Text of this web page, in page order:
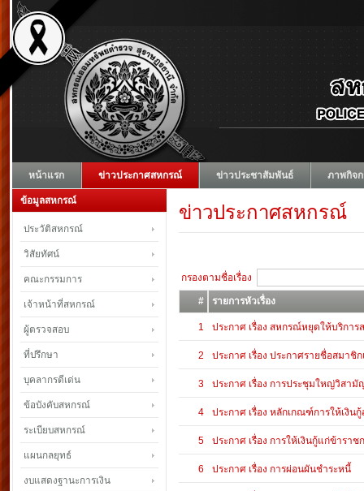
หน้าแรก ข่าวประกาศสหกรณ์ ข่าวประชาสัมพันธ์ ภาพกิจก
ข่าวประกาศสหกรณ์
กรองตามชื่อเรื่อง
# รายการหัวเรื่อง
1 ประกาศ เรื่อง สหกรณ์หยุดให้บริกา
2 ประกาศ เรื่อง ประกาศรายชื่อสมา
3 ประกาศ เรื่อง การประชุมใหญ่วิสา
4 ประกาศ เรื่อง หลักเกณฑ์การให้เงิ
5 ประกาศ เรื่อง การให้เงินกู้แก่ข้ารา
6 ประกาศ เรื่อง การผ่อนผันชำระหนี้
ข้อมูลสหกรณ์
ประวัติสหกรณ์
วิสัยทัศน์
คณะกรรมการ
เจ้าหน้าที่สหกรณ์
ผู้ตรวจสอบ
ที่ปรึกษา
บุคลากรดีเด่น
ข้อบังคับสหกรณ์
ระเบียบสหกรณ์
แผนกลยุทธ์
งบแสดงฐานะการเงิน